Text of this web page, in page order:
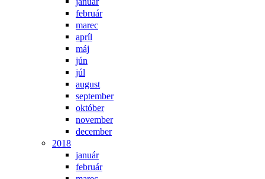
február
marec
apríl
máj
jún
júl
august
september
október
november
december
2018
január
február